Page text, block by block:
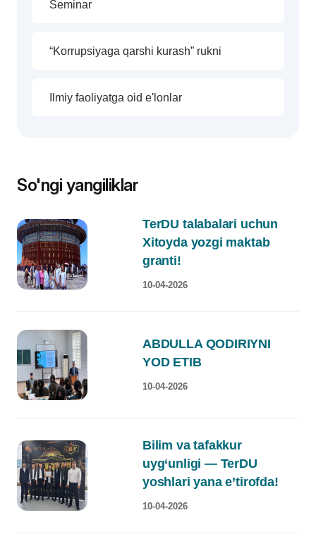
Seminar
“Korrupsiyaga qarshi kurash” rukni
Ilmiy faoliyatga oid e'lonlar
So'ngi yangiliklar
TerDU talabalari uchun
Xitoyda yozgi maktab
granti!
10-04-2026
ABDULLA QODIRIYNI
YOD ETIB
10-04-2026
Bilim va tafakkur
uyg‘unligi — TerDU
yoshlari yana e’tirofda!
10-04-2026